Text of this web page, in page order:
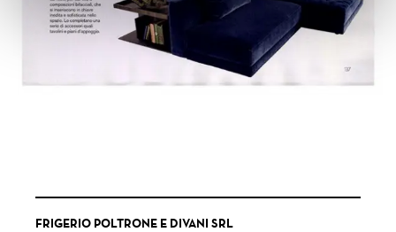
FRIGERIO POLTRONE E DIVANI SRL